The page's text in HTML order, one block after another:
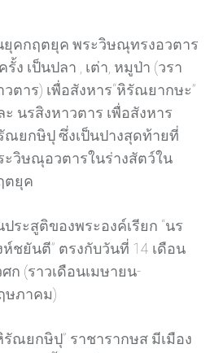
ยุคกฤตยุค พระวิษณุทรงอวตาร
รั้ง เป็นปลา , เต่า, หมูป่า (วรา
วตาร) เพื่อสังหาร“หิรัณยากษะ”
ะ นรสิงหาวตาร เพื่อสังหาร
ณยกษิปุ ซึ่งเป็นปางสุดท้ายที่
ะวิษณุอวตารในร่างสัตว์ใน
ตยุค
ประสูติของพระองค์เรียก “นร
ห์ชยันตี” ตรงกับวันที่ 14 เดือน
ศก (ราวเดือนเมษายน-
ษภาคม)
รัณยกษิปุ” ราชารากษส มีเมือง